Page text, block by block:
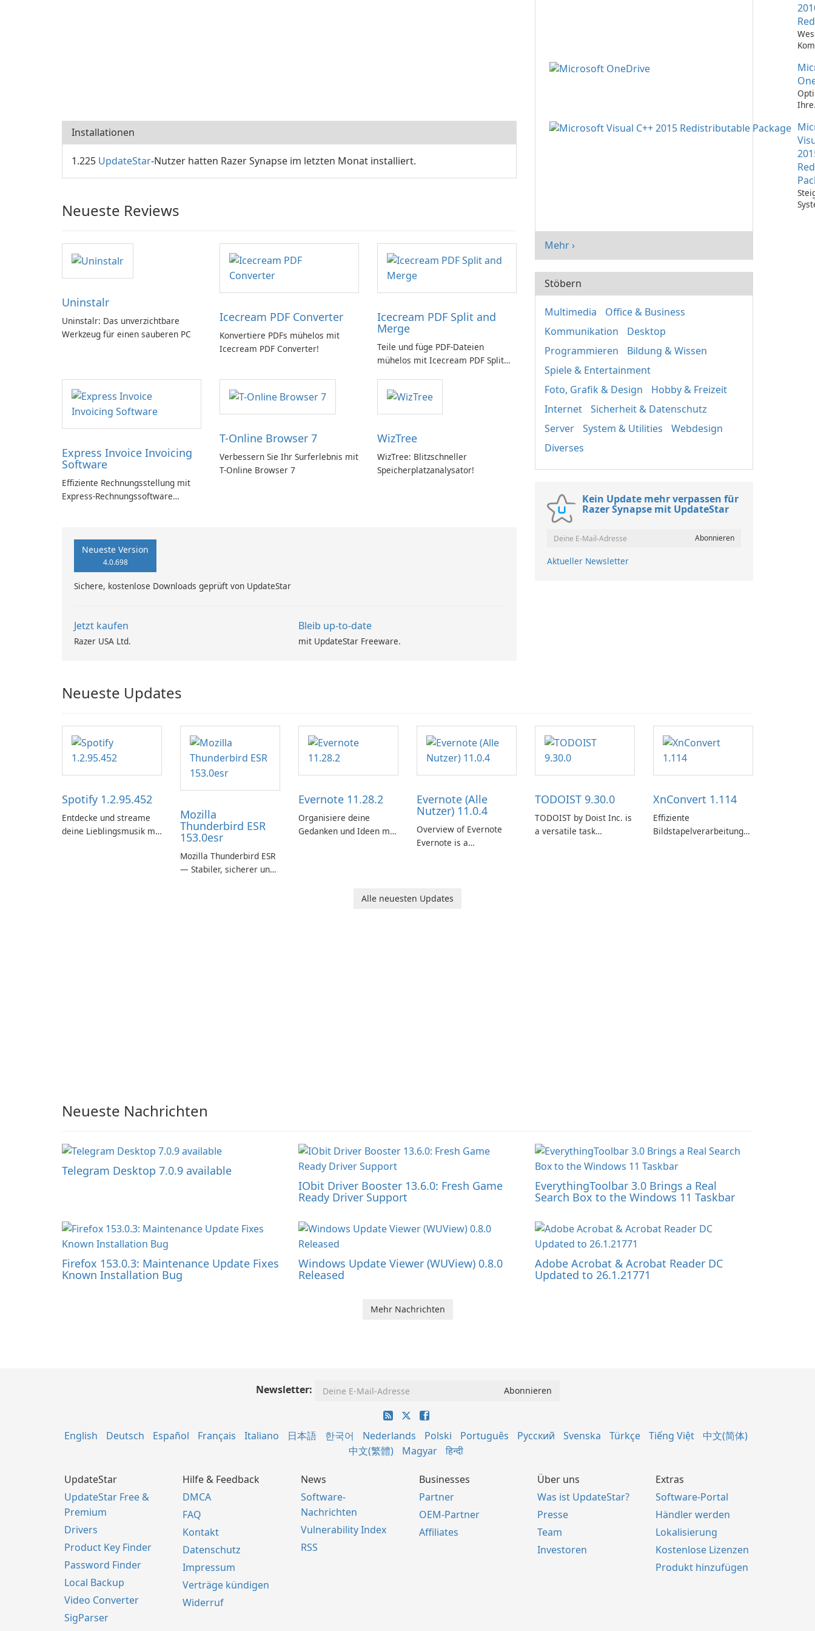
Installationen
1.225 UpdateStar-Nutzer hatten Razer Synapse im letzten Monat installiert.
Neueste Reviews
Uninstalr
Uninstalr: Das unverzichtbare
Werkzeug für einen sauberen PC
Icecream PDF Converter
Konvertiere PDFs mühelos mit
Icecream PDF Converter!
Icecream PDF Split and
Merge
Teile und füge PDF-Dateien
mühelos mit Icecream PDF Split
Express Invoice Invoicing
Software
Effiziente Rechnungsstellung mit
Express-Rechnungssoftware
T-Online Browser 7
Verbessern Sie Ihr Surferlebnis mit
T-Online Browser 7
WizTree
WizTree: Blitzschneller
Speicherplatzanalysator!
Neueste Version
4.0.698
Sichere, kostenlose Downloads geprüft von UpdateStar
Jetzt kaufen
Razer USA Ltd.
Bleib up-to-date
mit UpdateStar Freeware.
Ihre
mit
Mehr ›
Stöbern
Multimedia
Office & Business
Kommunikation
Desktop
Programmieren
Bildung & Wissen
Spiele & Entertainment
Foto, Grafik & Design
Hobby & Freizeit
Internet
Sicherheit & Datenschutz
Server
System & Utilities
Webdesign
Diverses
Kein Update mehr verpassen für
Razer Synapse mit UpdateStar
Aktueller Newsletter
Neueste Updates
Spotify 1.2.95.452
Entdecke und streame
deine Lieblingsmusik mit
Mozilla
Thunderbird ESR
153.0esr
Mozilla Thunderbird ESR
— Stabiler, sicherer und
Evernote 11.28.2
Organisiere deine
Gedanken und Ideen mit
Evernote (Alle
Nutzer) 11.0.4
Overview of Evernote
Evernote is a
help users capture,
TODOIST 9.30.0
TODOIST by Doist Inc. is
a versatile task
XnConvert 1.114
Effiziente
Bildstapelverarbeitung
Alle neuesten Updates
Neueste Nachrichten
Telegram Desktop 7.0.9 available
IObit Driver Booster 13.6.0: Fresh Game
Ready Driver Support
EverythingToolbar 3.0 Brings a Real
Search Box to the Windows 11 Taskbar
Firefox 153.0.3: Maintenance Update Fixes
Known Installation Bug
Windows Update Viewer (WUView) 0.8.0
Released
Adobe Acrobat & Acrobat Reader DC
Updated to 26.1.21771
Mehr Nachrichten
Newsletter:
English Deutsch Español Français Italiano 日本語 한국어 Nederlands Polski Português Русский Svenska Türkçe Tiếng Việt
中文(简体)
中文(繁體)
Magyar हिन्दी
UpdateStar
UpdateStar Free &
Premium
Drivers
Product Key Finder
Password Finder
Local Backup
Video Converter
SigParser
Hilfe & Feedback
DMCA
FAQ
Kontakt
Datenschutz
Impressum
Verträge kündigen
Widerruf
News
Software-
Nachrichten
Vulnerability Index
RSS
Businesses
Partner
OEM-Partner
Affiliates
Über uns
Was ist UpdateStar?
Presse
Team
Investoren
Extras
Software-Portal
Händler werden
Lokalisierung
Kostenlose Lizenzen
Produkt hinzufügen